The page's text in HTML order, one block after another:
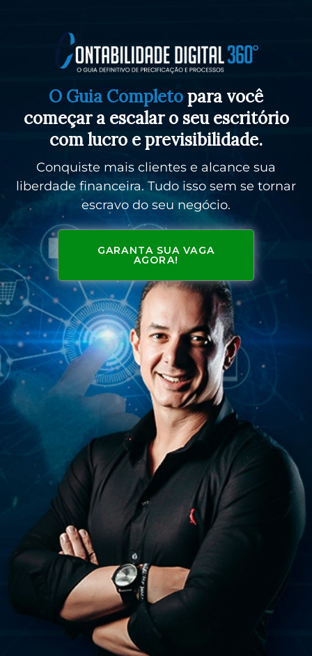
O Guia Completopara você
começar a escalar o seu escritório
com lucro e previsibilidade.
Conquiste mais clientes e alcance sua
liberdade financeira. Tudo isso sem se tornar
escravo do seu negócio.
GARANTA SUA VAGA
AGORA!